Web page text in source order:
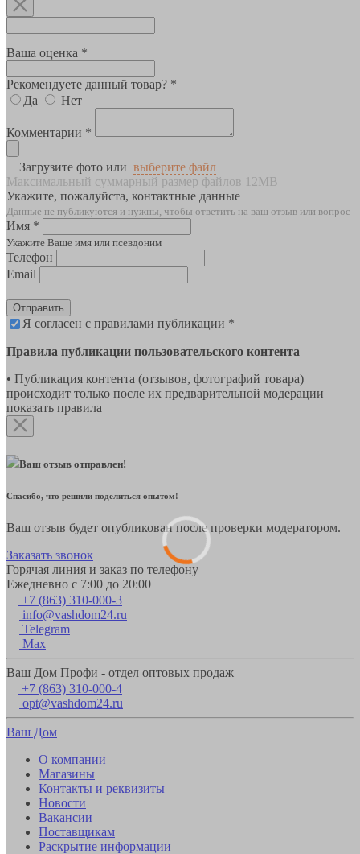
Ваша оценка *
Рекомендуете данный товар? *
Да
Нет
Комментарии *
Загрузите фото или выберите файл
Максимальный суммарный размер файлов 12MB
Укажите, пожалуйста, контактные данные
Данные не публикуются и нужны, чтобы ответить на ваш отзыв или вопрос
Имя *
Укажите Ваше имя или псевдоним
Телефон
Email
Отправить
Я согласен с правилами публикации *
Правила публикации пользовательского контента
• Публикация контента (отзывов, фотографий товара)
происходит только после их предварительной модерации
показать правила
Ваш отзыв отправлен!
Спасибо, что решили поделиться опытом!
Ваш отзыв будет опубликован после проверки модератором.
Заказать звонок
Горячая линия и заказ по телефону
Ежедневно с 7:00 до 20:00
+7 (863) 310-000-3
info@vashdom24.ru
Telegram
Max
Ваш Дом Профи - отдел оптовых продаж
+7 (863) 310-000-4
opt@vashdom24.ru
Ваш Дом
О компании
Магазины
Контакты и реквизиты
Новости
Вакансии
Поставщикам
Раскрытие информации